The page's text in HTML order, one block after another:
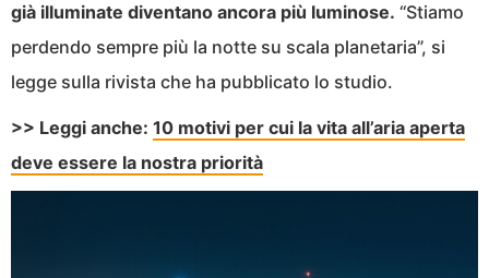
già illuminate diventano ancora più luminose. “Stiamo
perdendo sempre più la notte su scala planetaria”, si
legge sulla rivista che ha pubblicato lo studio.
>> Leggi anche: 10 motivi per cui la vita all’aria aperta
deve essere la nostra priorità